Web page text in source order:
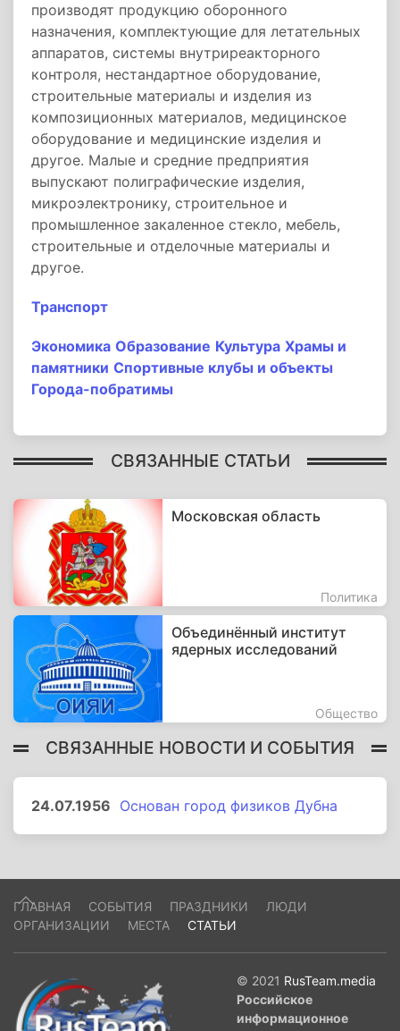
производят продукцию оборонного
назначения, комплектующие для летательных
аппаратов, системы внутриреакторного
контроля, нестандартное оборудование,
строительные материалы и изделия из
композиционных материалов, медицинское
оборудование и медицинские изделия и
другое. Малые и средние предприятия
выпускают полиграфические изделия,
микроэлектронику, строительное и
промышленное закаленное стекло, мебель,
строительные и отделочные материалы и
другое.
Транспорт
Экономика Образование Культура Храмы и
памятники Спортивные клубы и объекты
Города-побратимы
СВЯЗАННЫЕ СТАТЬИ
Московская область
Политика
Объединённый институт
ядерных исследований
Общество
СВЯЗАННЫЕ НОВОСТИ И СОБЫТИЯ
24.07.1956 Основан город физиков Дубна
ГЛАВНАЯ СОБЫТИЯ ПРАЗДНИКИ
ЛЮДИ
ОРГАНИЗАЦИИ
МЕСТА СТАТЬИ
© 2021 RusTeam.media
Российское
информационное